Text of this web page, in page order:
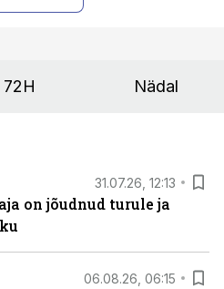
72H Nädal
31.07.26, 12:13
on jõudnud turule ja
06.08.26, 06:15